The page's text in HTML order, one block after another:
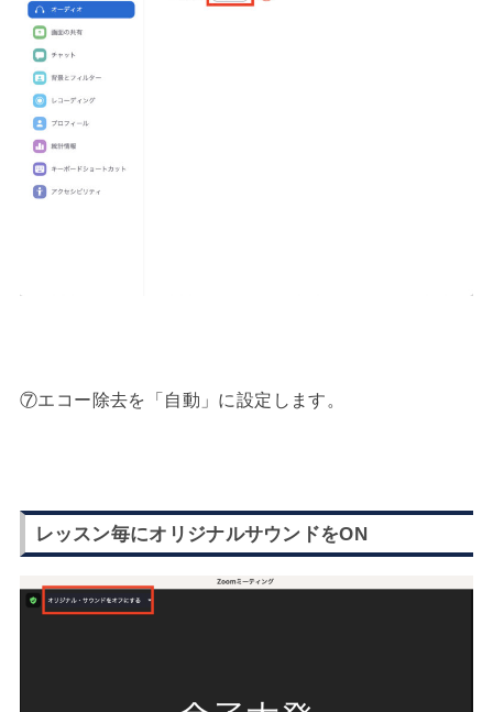
⑦エコー除去を「自動」に設定します。
レッスン毎にオリジナルサウンドをON